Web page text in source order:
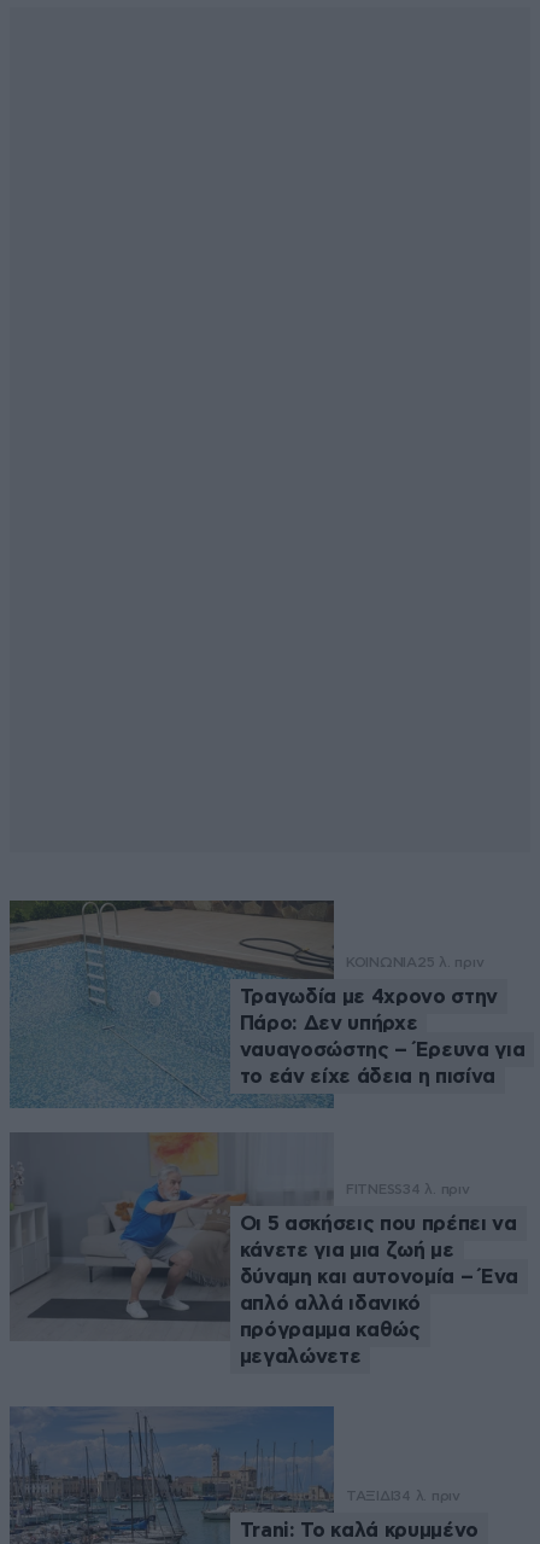
ΚΟΙΝΩΝΙΑ25 λ. πριν
Τραγωδία με 4χρονο στην
Πάρο: Δεν υπήρχε
ναυαγοσώστης – Έρευνα για
το εάν είχε άδεια η πισίνα
FITNESS34 λ. πριν
Οι 5 ασκήσεις που πρέπει να
κάνετε για μια ζωή με
δύναμη και αυτονομία – Ένα
απλό αλλά ιδανικό
πρόγραμμα καθώς
μεγαλώνετε
ΤΑΞΙΔΙ34 λ. πριν
Trani: Το καλά κρυμμένο